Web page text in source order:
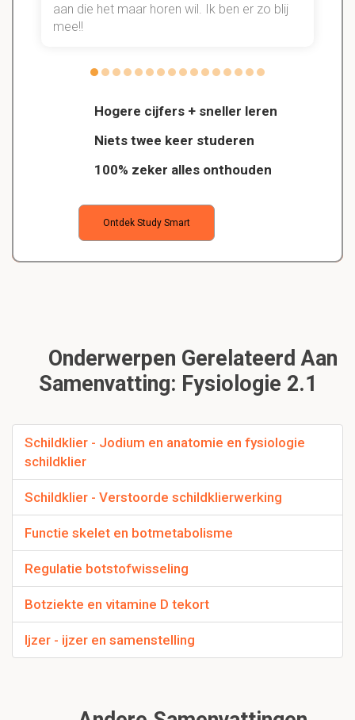
Hogere cijfers + sneller leren
Niets twee keer studeren
100% zeker alles onthouden
Ontdek Study Smart
aan die het maar horen wil. Ik ben er zo blij
mee!!
Onderwerpen Gerelateerd Aan
Samenvatting: Fysiologie 2.1
Schildklier - Jodium en anatomie en fysiologie
schildklier
Schildklier - Verstoorde schildklierwerking
Functie skelet en botmetabolisme
Regulatie botstofwisseling
Botziekte en vitamine D tekort
Ijzer - ijzer en samenstelling